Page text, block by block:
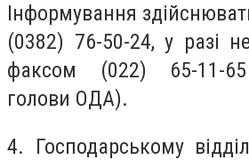
Інформування
(0382) 76-50-24, у разі
факсом (022) 65-11-
голови ОДА).
4. Господарському